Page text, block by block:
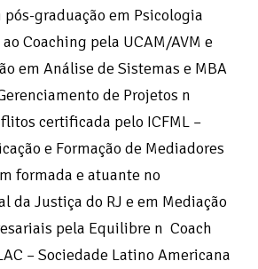
graduação em Psicologia
Coaching pela UCAM/AVM e
em Análise de Sistemas e MBA
de Projetos n
certificada pelo ICFML –
e Formação de Mediadores
formada e atuante no
da Justiça do RJ e em Mediação
pela Equilibre n Coach
– Sociedade Latino Americana